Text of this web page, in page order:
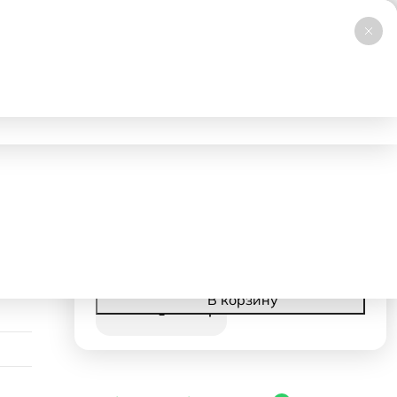
Заказать звонок
НОВИНКА
В корзинуКорзина